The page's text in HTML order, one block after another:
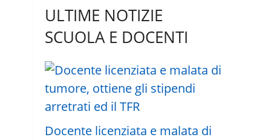
ULTIME NOTIZIE
SCUOLA E DOCENTI
Docente licenziata e malata di